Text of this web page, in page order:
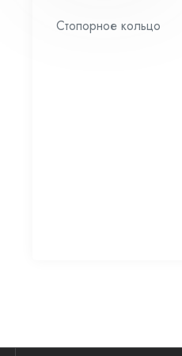
Стопорное кольцо